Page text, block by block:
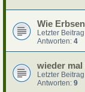
Wie
Letzter
Antworten: 4
wieder
Letzter
Antworten: 9